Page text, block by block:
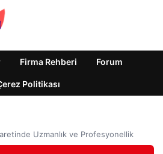
Firma Rehberi Forum
Politikası
Uzmanlık ve Profesyonellik